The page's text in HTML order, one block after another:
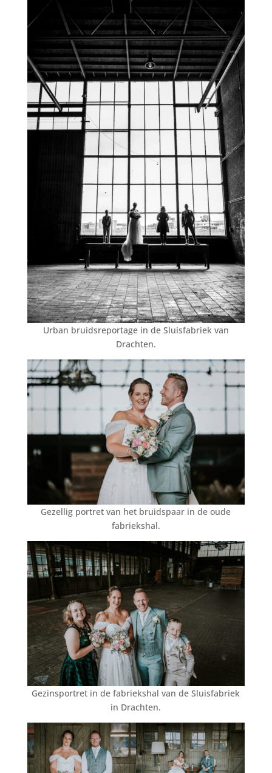
Urban bruidsreportage in de Sluisfabriek van
Drachten.
Gezellig portret van het bruidspaar in de oude
fabriekshal.
Gezinsportret in de fabriekshal van de Sluisfabriek
in Drachten.